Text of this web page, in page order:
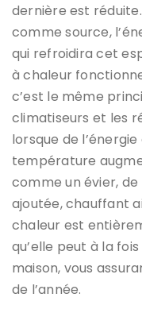
dernière est
comme source,
qui refroidira cet
à chaleur
c’est le même
climatiseurs et les
lorsque de
température
comme un évier,
ajoutée, chauffant
chaleur est
qu’elle peut à la
maison, vous
de l’année.